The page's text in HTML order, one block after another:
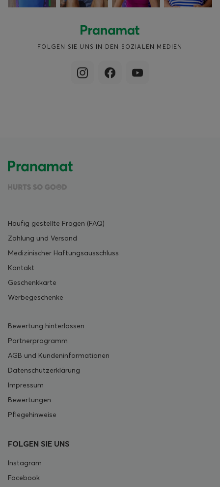
FOLGEN SIE UNS IN DEN SOZIALEN MEDIEN
Häufig gestellte Fragen (FAQ)
Zahlung und Versand
Medizinischer Haftungsausschluss
Kontakt
Geschenkkarte
Werbegeschenke
Bewertung hinterlassen
Partnerprogramm
AGB und Kundeninformationen
Datenschutzerklärung
Impressum
Bewertungen
Pflegehinweise
FOLGEN SIE UNS
Instagram
Facebook